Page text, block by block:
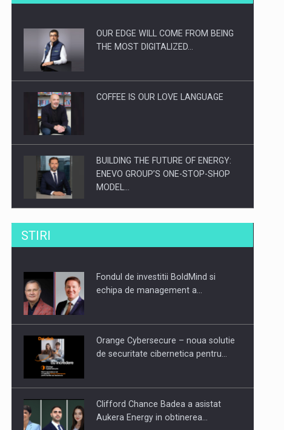
Proteinmaxxing and the Future of
OUR EDGE WILL COME FROM BEING
THE MOST DIGITALIZED…
COFFEE IS OUR LOVE LANGUAGE
BUILDING THE FUTURE OF ENERGY:
ENEVO GROUP’S ONE-STOP-SHOP
MODEL…
ROOTED IN ROMANIA, BUILT TO
PUTTING ROMANIAN CORPORATE
STIRI
Fondul de investitii BoldMind si
echipa de management a…
Orange Cybersecure – noua solutie
de securitate cibernetica pentru…
Clifford Chance Badea a asistat
Aukera Energy in obtinerea…